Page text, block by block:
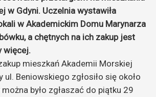
w Gdyni. Uczelnia wystawiła
w Akademickim Domu Marynarza
a chętnych na ich zakup jest
więcej.
mieszkań Akademii Morskiej
ul. Beniowskiego zgłosiło się około
było zgłaszać do piątku 29